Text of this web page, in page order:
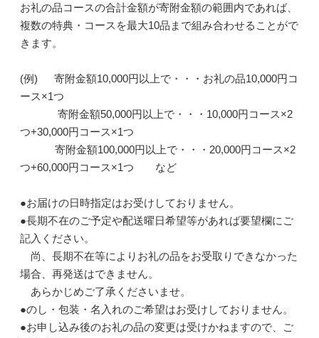
お礼の品コースの合計金額が寄附金額の範囲内であれば、
複数の特典・コースを最大10品まで組み合わせることがで
きます。
(例) 寄附金額10,000円以上で・・・お礼の品10,000円コ
ース×1つ
寄附金額50,000円以上で・・・10,000円コース×2
つ+30,000円コース×1つ
寄附金額100,000円以上で・・・20,000円コース×2
つ+60,000円コース×1つ など
●お届けの日時指定はお受けしておりません。
●長期不在のご予定や配送曜日希望等があれば要望欄にご
記入ください。
尚、長期不在等によりお礼の品をお受取りできなかった
場合、再発送はできません。
あらかじめご了承くださいませ。
●のし・包装・名入れのご希望はお受けしておりません。
●お申し込み後のお礼の品の変更は受けかねますので、ご